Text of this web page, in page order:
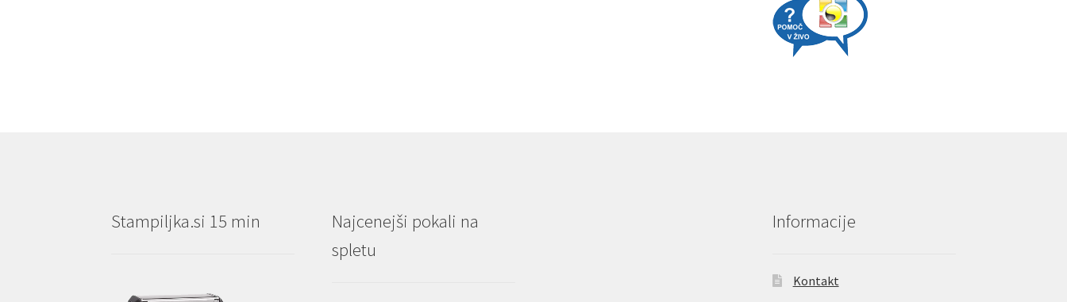
Stampiljka.si 15 min
Najcenejši pokali na
spletu
Informacije
Kontakt